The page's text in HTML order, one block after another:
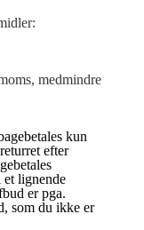
medmindre
kun
efter
et lignende
er pga.
som du ikke er